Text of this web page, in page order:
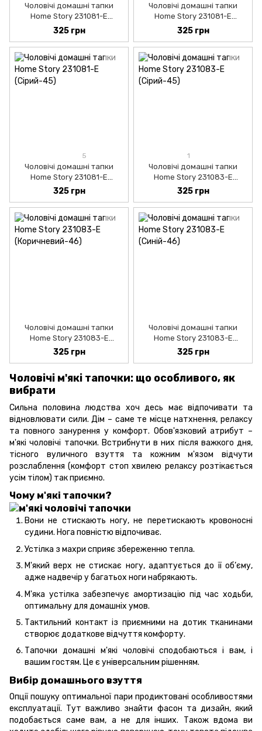
Чоловічі домашні тапки
Home Story 231081-Е
(Сірий-45)
325 грн
Чоловічі домашні тапки
Home Story 231081-Е
(Коричневий-45)
325 грн
5
Чоловічі домашні тапки
Home Story 231081-Е
(Чорний-46)
325 грн
1
Чоловічі домашні тапки
Home Story 231083-Е
(Сірий-45)
325 грн
Чоловічі домашні тапки
Home Story 231083-Е
(Коричневий-45)
325 грн
Чоловічі домашні тапки
Home Story 231083-Е
(Синій-45)
325 грн
Чоловічі м'які тапочки: що особливого, як
вибрати
Сильна половина людства хоч десь має відпочивати та
відновлювати сили. Дім – саме те місце натхнення, релаксу
та повного занурення у комфорт. Обов'язковий атрибут –
м'які чоловічі тапочки. Встрибнути в них після важкого дня,
тісного вуличного взуття та кожним м'язом відчути
розслаблення (комфорт стоп хвилею релаксу розтікається
усім тілом) так приємно.
Чому м'які тапочки?
Вони не стискають ногу, не перетискають кровоносні
судини. Нога повністю відпочиває.
Устілка з махри сприяє збереженню тепла.
М'який верх не стискає ногу, адаптується до її об’єму,
адже надвечір у багатьох ноги набрякають.
М'яка устілка забезпечує амортизацію під час ходьби,
оптимальну для домашніх умов.
Тактильний контакт із приємними на дотик тканинами
створює додаткове відчуття комфорту.
Тапочки домашні м'які чоловічі сподобаються і вам, і
вашим гостям. Це є універсальним рішенням.
Вибір домашнього взуття
Опції пошуку оптимальної пари продиктовані особливостями
експлуатації. Тут важливо знайти фасон та дизайн, який
подобається саме вам, а не для інших. Також вдома ви